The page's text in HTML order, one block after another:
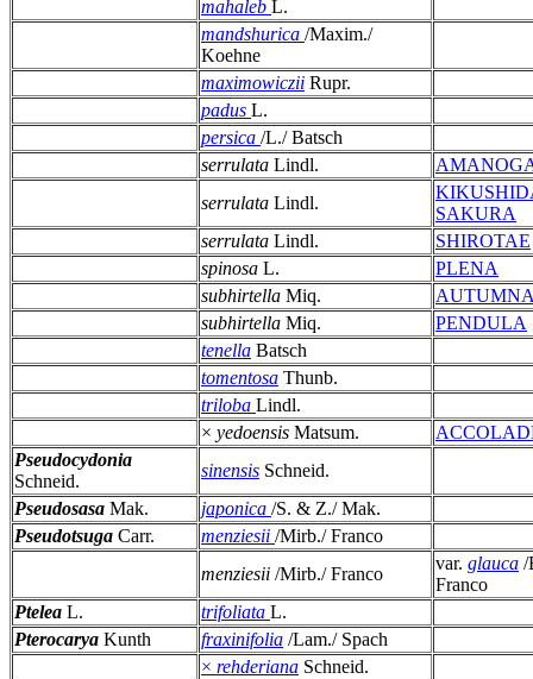
mahaleb L.
mandshurica /Maxim./
Koehne
maximowiczii Rupr.
padus L.
persica /L./ Batsch
serrulata Lindl.
serrulata Lindl.
SAKURA
serrulata Lindl.
SHIROTAE
spinosa L.
PLENA
subhirtella Miq.
subhirtella Miq.
PENDULA
tenella Batsch
tomentosa Thunb.
triloba Lindl.
× yedoensis Matsum.
Pseudocydonia
Schneid.
sinensis Schneid.
Pseudosasa Mak. japonica /S. & Z./ Mak.
Pseudotsuga Carr. menziesii /Mirb./ Franco
menziesii /Mirb./ Franco
var. glauca /
Franco
Ptelea L. trifoliata L.
Pterocarya Kunth fraxinifolia /Lam./ Spach
× rehderiana Schneid.